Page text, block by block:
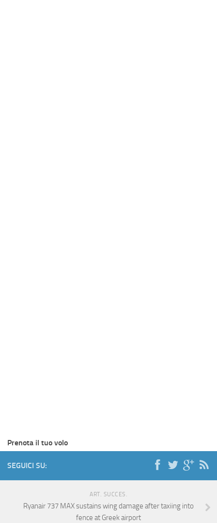
Prenota il tuo volo
SEGUICI SU:
ART. SUCCES.
Ryanair 737 MAX sustains wing damage after taxiing into
fence at Greek airport